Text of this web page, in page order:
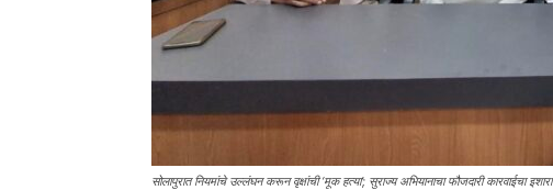
सोलापुरात नियमांचे उल्लंघन करून वृक्षांची ‘मूक हत्या’; सुराज्य अभियानाचा फौजदारी कारवाईचा इशारा